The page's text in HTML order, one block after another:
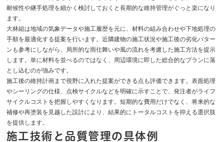
耐候性や継手処理を細かく検討しておくと長期的な維持管理がぐっと楽になり
ます。
大林組は地域の気象データや施工履歴を元に、材料の組み合わせや下地処理の
手順を最適化する提案を行います。近隣建物の施工状況や施工後の劣化パター
ンも参考にしながら、局所的な雨仕舞いや風の流れを考慮した施工方法を提示
します。単に材料を並べるのではなく、周辺環境に即した総合的なプランに落
とし込むのが強みです。
施工後の維持計画まで視野に入れた提案ができる点も評価できます。表面処理
やシーリングの仕様、点検サイクルなどを明確に示すことで、発注者がライフ
サイクルコストを把握しやすくなります。短期的な費用だけでなく、将来的な
補修や再塗装を見越した設計により、結果的にトータルコストを抑える選択肢
を提供します。
施工技術と品質管理の具体例